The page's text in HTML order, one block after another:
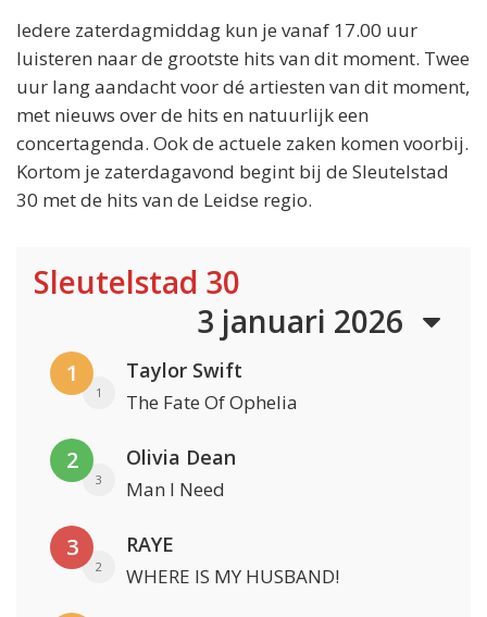
Iedere zaterdagmiddag kun je vanaf 17.00 uur
luisteren naar de grootste hits van dit moment. Twee
uur lang aandacht voor dé artiesten van dit moment,
met nieuws over de hits en natuurlijk een
concertagenda. Ook de actuele zaken komen voorbij.
Kortom je zaterdagavond begint bij de Sleutelstad
30 met de hits van de Leidse regio.
Sleutelstad 30
3 januari 2026
1
1
Taylor Swift
The Fate Of Ophelia
2
3
Olivia Dean
Man I Need
3
2
RAYE
WHERE IS MY HUSBAND!